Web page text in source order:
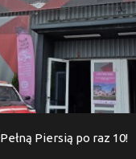
Pełną Piersią po raz 10!